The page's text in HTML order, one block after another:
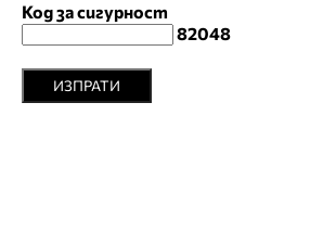
Код за сигурност
82048
ИЗПРАТИ